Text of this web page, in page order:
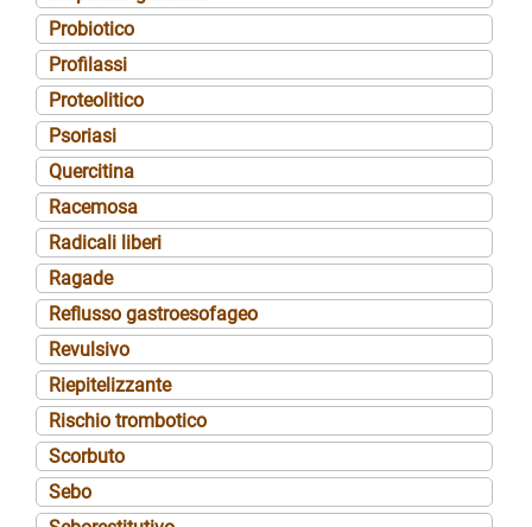
Probiotico
Profilassi
Proteolitico
Psoriasi
Quercitina
Racemosa
Radicali liberi
Ragade
Reflusso gastroesofageo
Revulsivo
Riepitelizzante
Rischio trombotico
Scorbuto
Sebo